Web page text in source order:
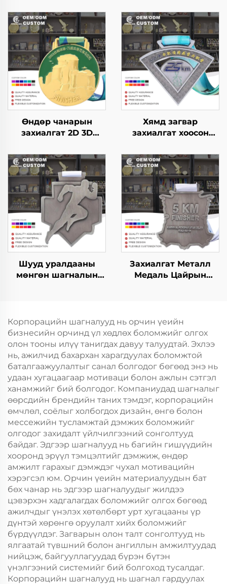
Өндөр чанарын
захиалгат 2D 3D
спортын металл
медаль захиалгат
марафоны гүйгчдийн
спортын медаль
Хямд загвар
захиалгат хоосон
медаль, шагнал,
марафон гүйлтийн
металл спортын
медаль
Шууд уралдааны
мөнгөн шагналын
спортын
тэмдэглэгээний
медаль
Захиалгат Металл
Медаль Цайрын
Финишерийн Шагнал
Спортын Медаль
Корпорацийн шагналууд нь орчин үеийн
бизнесийн орчинд үл хөдлөх боломжийг олгох
олон тооны илүү танигдах давуу талуудтай. Эхлээ
нь, ажилчид бахархан харагдуулах боломжтой
баталгаажуулалтыг санал болгодог бөгөөд энэ нь
удаан хугацаагаар мотиваци болон ажлын сэтгэл
ханамжийг бий болгодог. Компаниудад шагналыг
өөрсдийн брендийн таних тэмдэг, корпорацийн
өмчлөл, соёлыг холбогдох дизайн, өнгө болон
мессежийн тусламжтай дэмжих боломжийг
олгодог захидалт үйлчилгээний сонголтууд
байдаг. Эдгээр шагналууд нь багийн гишүүдийн
хооронд эрүүл тэмцэлтийг дэмжиж, өндөр
амжилт гарахыг дэмждэг чухал мотивацийн
хэрэгсэл юм. Орчин үеийн материалуудын бат
бөх чанар нь эдгээр шагналуудыг жилдээ
цэвэрхэн хадгалагдах боломжийг олгох бөгөөд
ажилчдыг үнэлэх хөтөлбөрт урт хугацааны үр
дүнтэй хөрөнгө оруулалт хийх боломжийг
бүрдүүлдэг. Загварын олон талт сонголтууд нь
ялгаатай түвшний болон ангиллын амжилтуудад
нийцэж, байгууллагуудад бүрэн бүтэн
үнэлгээний системийг бий болгоход тусалдаг.
Корпорацийн шагналууд нь шагнал гардуулах